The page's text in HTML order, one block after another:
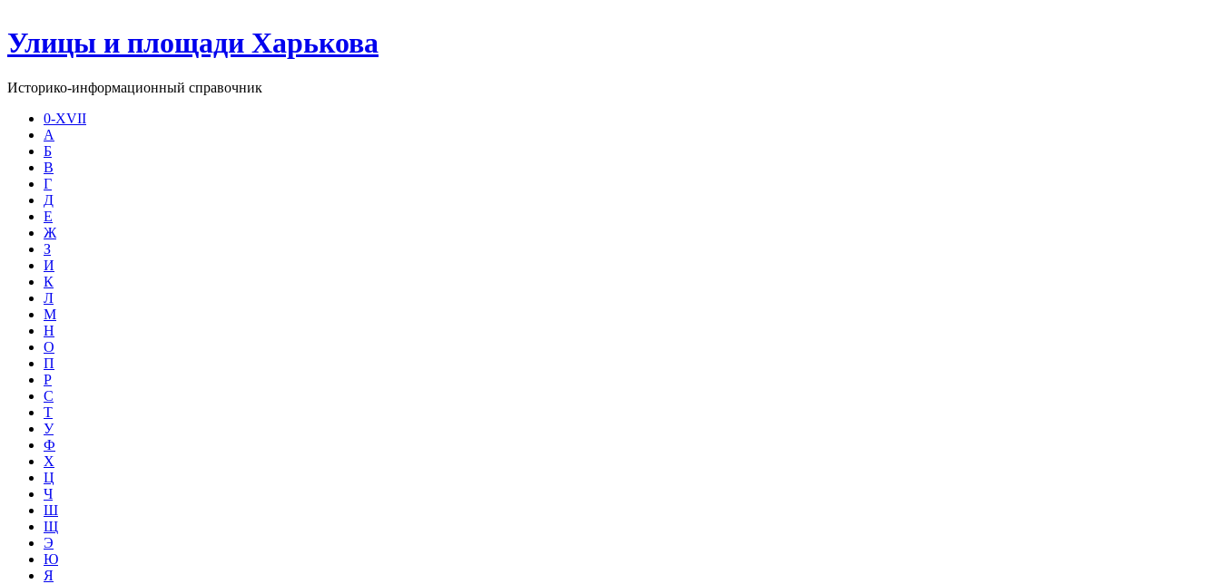
Улицы и площади Харькова
Историко-информационный справочник
0-XVII
А
Б
В
Г
Д
Е
Ж
З
И
К
Л
М
Н
О
П
Р
С
Т
У
Ф
Х
Ц
Ч
Ш
Щ
Э
Ю
Я